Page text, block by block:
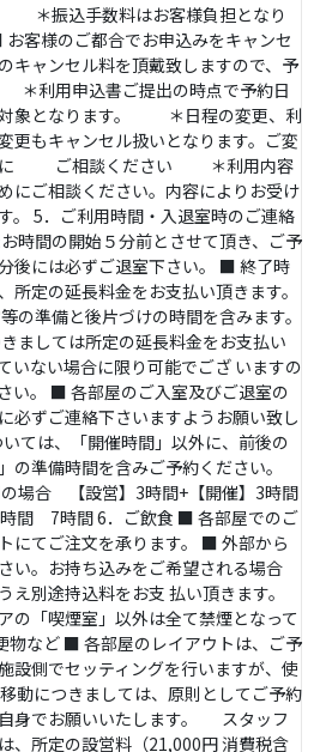
＊振込手数料はお客様負担となり
客様のご都合でお申込みをキャンセ
キャンセル料を頂戴致しますので、予
用申込書ご提出の時点で予約日
対象となります。 ＊日程の変更、利
更もキャンセル扱いとなります。ご変
めに ご相談ください ＊利用内容
にご相談ください。内容によりお受け
。 5．ご利用時間・入退室時のご連絡
時間の開始５分前とさせて頂き、ご予
後には必ずご退室下さい。 ■ 終了時
所定の延長料金をお支払い頂きます。
の準備と後片づけの時間を含みます。
ましては所定の延長料金をお支払い
いない場合に限り可能でござ いますの
い。 ■ 各部屋のご入室及びご退室の
必ずご連絡下さいますようお願い致し
ては、「開催時間」以外に、前後の
の準備時間を含みご予約ください。
場合 【設営】3時間+【開催】3時間
間 7時間 6．ご飲食 ■ 各部屋でのご
にてご注文を承ります。 ■ 外部から
い。お持ち込みをご希望される場合
え別途持込料をお支 払い頂きます。
の「喫煙室」以外は全て禁煙となって
物など ■ 各部屋のレイアウトは、ご予
設側でセッティングを行いますが、使
動につきましては、原則としてご予約
身でお願いいたします。 スタッフ
、所定の設営料（21,000円 消費税含